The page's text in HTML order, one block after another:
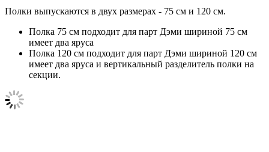
Полки выпускаются в двух размерах - 75 см и 120 см.
Полка 75 см подходит для парт Дэми шириной 75 см
имеет два яруса
Полка 120 см подходит для парт Дэми шириной 120 см
имеет два яруса и вертикальный разделитель полки на
секции.